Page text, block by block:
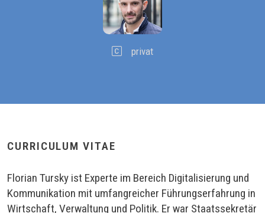
privat
CURRICULUM VITAE
Florian Tursky ist Experte im Bereich Digitalisierung und
Kommunikation mit umfangreicher Führungserfahrung in
Wirtschaft, Verwaltung und Politik. Er war Staatssekretär